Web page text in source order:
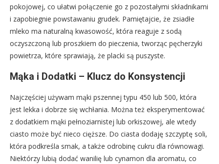
pokojowej, co ułatwi połączenie go z pozostałymi składnikami
i zapobiegnie powstawaniu grudek. Pamiętajcie, że zsiadłe
mleko ma naturalną kwasowość, która reaguje z sodą
oczyszczoną lub proszkiem do pieczenia, tworząc pęcherzyki
powietrza, które sprawiają, że placki są puszyste.
Mąka i Dodatki – Klucz do Konsystencji
Najczęściej używam mąki pszennej typu 450 lub 500, która
jest lekka i dobrze się wchłania. Można też eksperymentować
z dodatkiem mąki pełnoziarnistej lub orkiszowej, ale wtedy
ciasto może być nieco cięższe. Do ciasta dodaję szczyptę soli,
która podkreśla smak, a także odrobinę cukru dla równowagi.
Niektórzy lubią dodać wanilię lub cynamon dla aromatu, co